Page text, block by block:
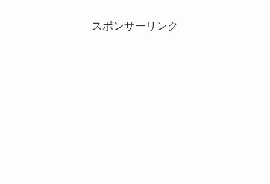
スポンサーリンク